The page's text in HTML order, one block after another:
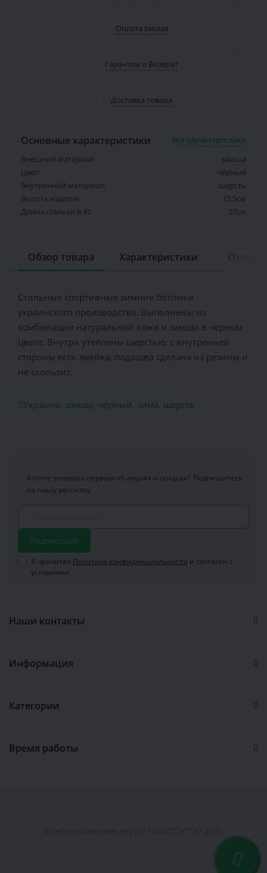
Оплата заказа
Гарантии и Возврат
Доставка товара
Основные характеристики
Все характеристики
Внешний материал:
замша
Цвет:
чёрный
Внутренний материал:
шерсть
Высота изделия:
15,5см
Длина стельки в 41:
27см
Обзор товара Характеристики
Стильные спортивные зимние ботинки
украинского производства. Выполнены из
комбинации натуральной кожи и замши в чёрном
цвете. Внутри утеплены шерстью, с внутренней
стороны есть змейка, подошва сделана из резины и
не скользит.
Украина, замша, чёрный, зима, шерсть
Хотите узнавать первым об акциях и скидках? Подпишитесь
на нашу рассылку
Подписаться
Я прочитал Политика конфиденциальности и согласен с
условиями
Наши контакты
Информация
Категории
Время работы